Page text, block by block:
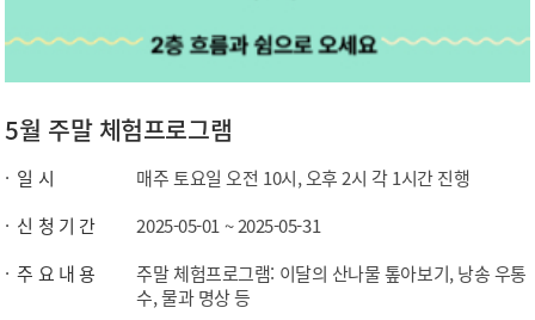
5월 주말 체험프로그램
일 시
매주 토요일 오전 10시, 오후 2시 각 1시간 진행
신 청 기 간
2025-05-01 ~ 2025-05-31
주 요 내 용
주말 체험프로그램: 이달의 산나물 톺아보기, 낭송 우통
수, 물과 명상 등